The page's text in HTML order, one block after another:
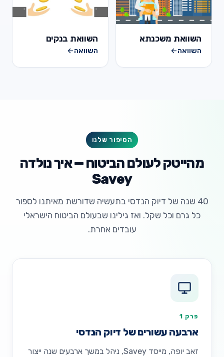
השוואת משכנתא
השוואה←
השוואת בנקים
השוואה←
הסיפור שלנו
מהייטק לעולם הביטוח — איך נולדה
Savey
40 שנה של דיוק הנדסי בתעשיה שדורשת מאיתנו לספור
כל גרם וכל שקל. ואז גילינו שבעולם הביטוח הישראלי
עובדים אחרת.
פרק 1
ארבעה עשורים של דיוק הנדסי
זאב יופה, מייסד Savey, ניהל במשך ארבעים שנה ייצור